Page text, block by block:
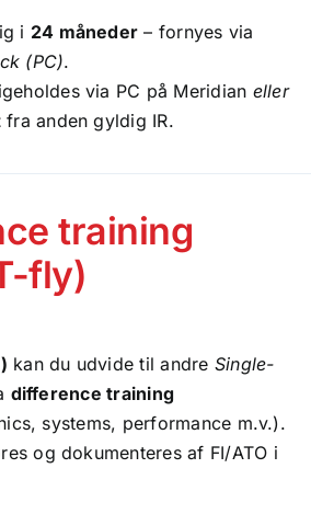
i 24 måneder – fornyes via
(PC).
via PC på Meridian eller
fra anden gyldig IR.
training
fly)
kan du udvide til andre Single-
difference training
systems, performance m.v.).
og dokumenteres af FI/ATO i